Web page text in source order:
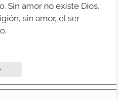
Sin amor no existe Dios,
sin amor, el ser